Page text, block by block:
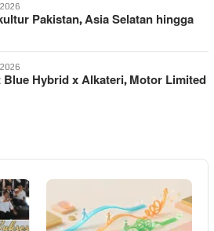
Pakistan, Asia Selatan hingga
Blue Hybrid x Alkateri, Motor Limited